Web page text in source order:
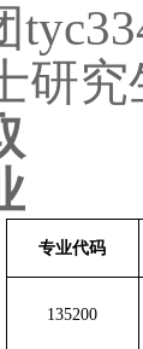
研
专业代码
135200